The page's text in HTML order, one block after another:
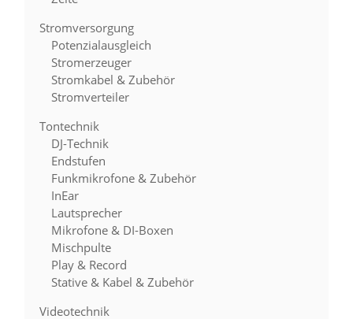
Stromversorgung
Potenzialausgleich
Stromerzeuger
Stromkabel & Zubehör
Stromverteiler
Tontechnik
DJ-Technik
Endstufen
Funkmikrofone & Zubehör
InEar
Lautsprecher
Mikrofone & DI-Boxen
Mischpulte
Play & Record
Stative & Kabel & Zubehör
Videotechnik